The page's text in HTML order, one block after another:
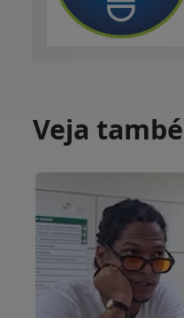
Veja